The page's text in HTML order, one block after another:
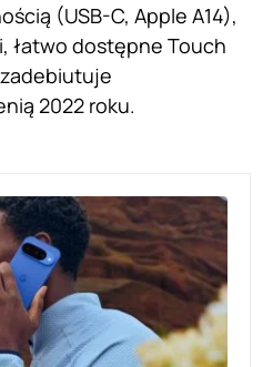
(USB-C, Apple A14),
łatwo dostępne Touch
2022 roku.